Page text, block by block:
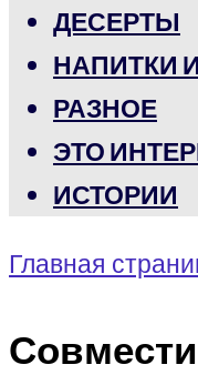
ДЕСЕРТЫ
НАПИТКИ
РАЗНОЕ
ЭТО
ИСТОРИИ
Главная